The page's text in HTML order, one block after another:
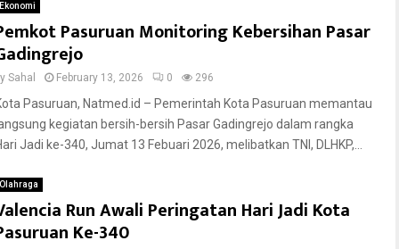
Ekonomi
Pasuruan Monitoring Kebersihan Pasar
Sahal February 13, 2026 0 296
Pasuruan, Natmed.id – Pemerintah Kota Pasuruan memantau
kegiatan bersih-bersih Pasar Gadingrejo dalam rangka
Jadi ke-340, Jumat 13 Febuari 2026, melibatkan TNI, DLHKP,...
Olahraga
Run Awali Peringatan Hari Jadi Kota
Ke-340